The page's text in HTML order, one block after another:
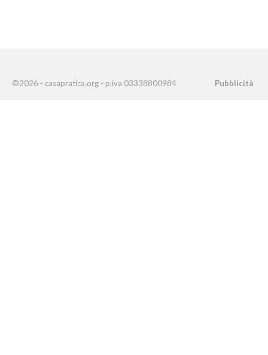
©2026 - casapratica.org - p.iva 03338800984 Pubblicità